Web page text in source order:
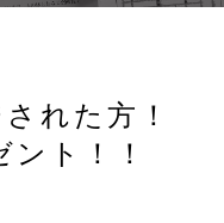
れた方！
ト！！